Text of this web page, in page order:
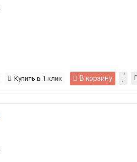
В корзину
Купить в 1 клик